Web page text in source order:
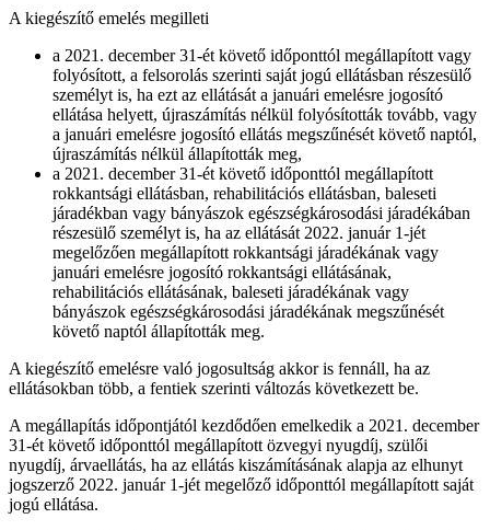
A kiegészítő emelés megilleti
a 2021. december 31-ét követő időponttól megállapított vagy
folyósított, a felsorolás szerinti saját jogú ellátásban részesülő
személyt is, ha ezt az ellátását a januári emelésre jogosító
ellátása helyett, újraszámítás nélkül folyósították tovább, vagy
a januári emelésre jogosító ellátás megszűnését követő naptól,
újraszámítás nélkül állapították meg,
a 2021. december 31-ét követő időponttól megállapított
rokkantsági ellátásban, rehabilitációs ellátásban, baleseti
járadékban vagy bányászok egészségkárosodási járadékában
részesülő személyt is, ha az ellátását 2022. január 1-jét
megelőzően megállapított rokkantsági járadékának vagy
januári emelésre jogosító rokkantsági ellátásának,
rehabilitációs ellátásának, baleseti járadékának vagy
bányászok egészségkárosodási járadékának megszűnését
követő naptól állapították meg.
A kiegészítő emelésre való jogosultság akkor is fennáll, ha az
ellátásokban több, a fentiek szerinti változás következett be.
A megállapítás időpontjától kezdődően emelkedik a 2021. december
31-ét követő időponttól megállapított özvegyi nyugdíj, szülői
nyugdíj, árvaellátás, ha az ellátás kiszámításának alapja az elhunyt
jogszerző 2022. január 1-jét megelőző időponttól megállapított saját
jogú ellátása.